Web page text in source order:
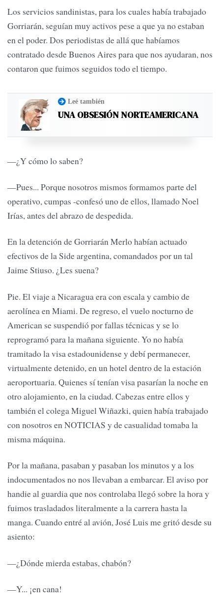
Los servicios sandinistas, para los cuales había trabajado
Gorriarán, seguían muy activos pese a que ya no estaban
en el poder. Dos periodistas de allá que habíamos
contratado desde Buenos Aires para que nos ayudaran, nos
contaron que fuimos seguidos todo el tiempo.
Leé también
UNA OBSESIÓN NORTEAMERICANA
—¿Y cómo lo saben?
—Pues... Porque nosotros mismos formamos parte del
operativo, cumpas -confesó uno de ellos, llamado Noel
Irías, antes del abrazo de despedida.
En la detención de Gorriarán Merlo habían actuado
efectivos de la Side argentina, comandados por un tal
Jaime Stiuso. ¿Les suena?
Pie. El viaje a Nicaragua era con escala y cambio de
aerolínea en Miami. De regreso, el vuelo nocturno de
American se suspendió por fallas técnicas y se lo
reprogramó para la mañana siguiente. Yo no había
tramitado la visa estadounidense y debí permanecer,
virtualmente detenido, en un hotel dentro de la estación
aeroportuaria. Quienes sí tenían visa pasarían la noche en
otro alojamiento, en la ciudad. Cabezas entre ellos y
también el colega Miguel Wiñazki, quien había trabajado
con nosotros en NOTICIAS y de casualidad tomaba la
misma máquina.
Por la mañana, pasaban y pasaban los minutos y a los
indocumentados no nos llevaban a embarcar. El aviso por
handie al guardia que nos controlaba llegó sobre la hora y
fuimos trasladados literalmente a la carrera hasta la
manga. Cuando entré al avión, José Luis me gritó desde su
asiento:
—¿Dónde mierda estabas, chabón?
—Y... ¡en cana!